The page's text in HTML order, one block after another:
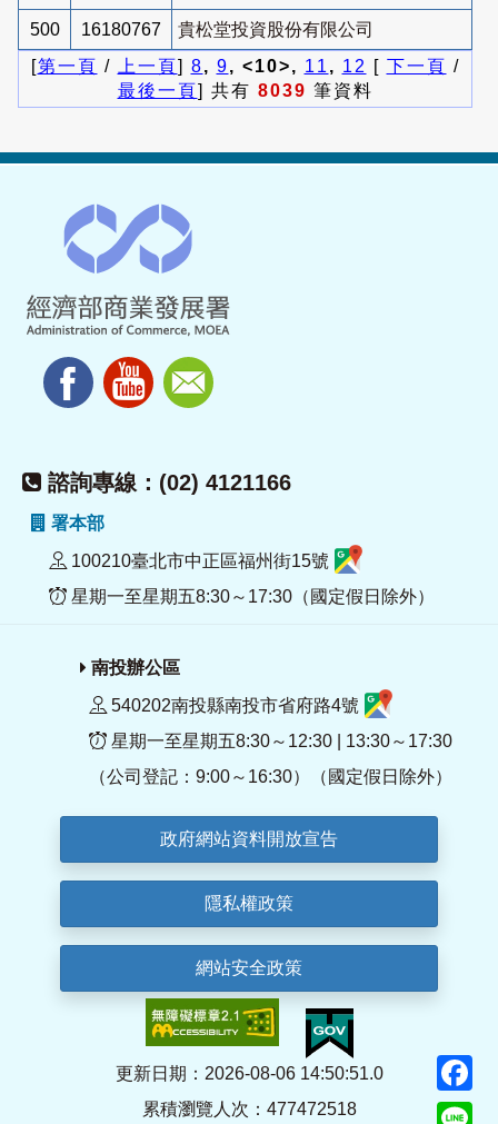
500 16180767
貴松堂投資股份有限公司
[第一頁 / 上一頁] 8, 9, <10>, 11 , 12 [ 下一頁 /
最後一頁] 共有 8039 筆資料
諮詢專線：(02) 4121166
署本部
100210臺北市中正區福州街15號
星期一至星期五8:30～17:30（國定假日除外）
南投辦公區
540202南投縣南投市省府路4號
星期一至星期五8:30～12:30 | 13:30～17:30
（公司登記：9:00～16:30）（國定假日除外）
政府網站資料開放宣告
隱私權政策
網站安全政策
更新日期：2026-08-06 14:50:51.0
累積瀏覽人次：477472518